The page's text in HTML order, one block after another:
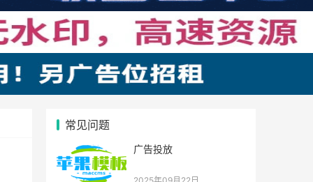
常见问题
广告投放